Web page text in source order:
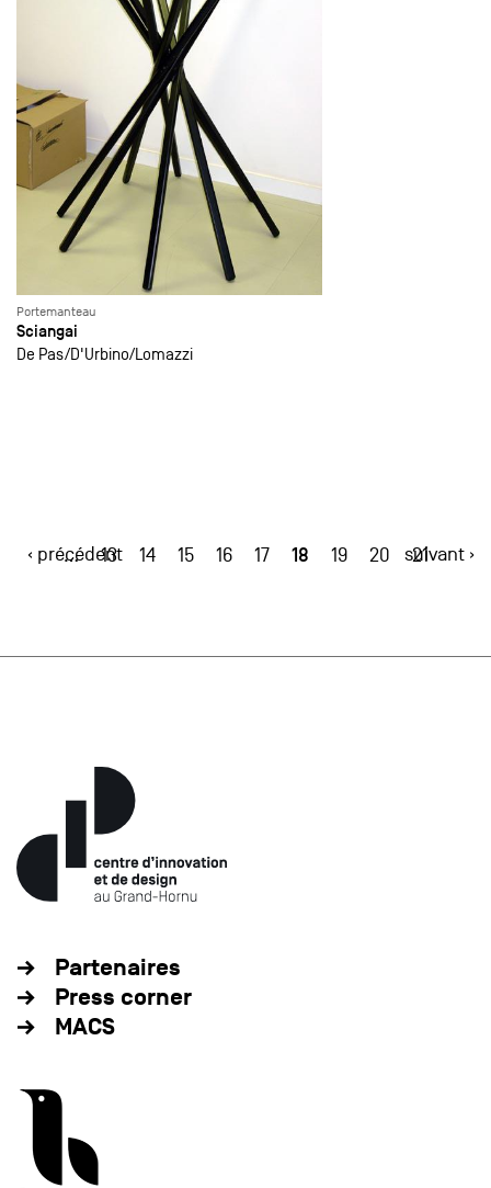
Portemanteau
Sciangai
De Pas D'Urbino Lomazzi
‹ précédent
… 13 14 15 16 17 18 19 20 21
suivant ›
Partenaires
Press corner
MACS